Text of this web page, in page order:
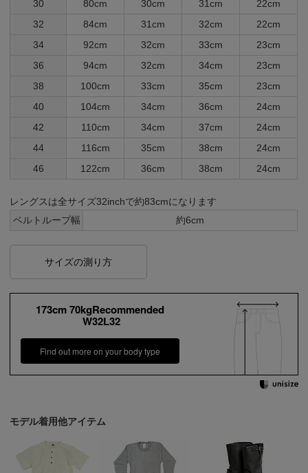
30 80cm 30cm 31cm
22cm
32
84cm 31cm 32cm
22cm
34
92cm 32cm 33cm
23cm
36
94cm 32cm 34cm
23cm
38
100cm 33cm 35cm
23cm
40
104cm 34cm 36cm
24cm
42
110cm 34cm 37cm
24cm
44
116cm 35cm 38cm
24cm
46
122cm 36cm 38cm 24cm
レングスは全サイズ32inchで約83cmになります
ベルトループ幅
約6cm
サイズの測り方
173cm 70kgRecommended
W32L32
Find out more on your body type
モデル着用他アイテム